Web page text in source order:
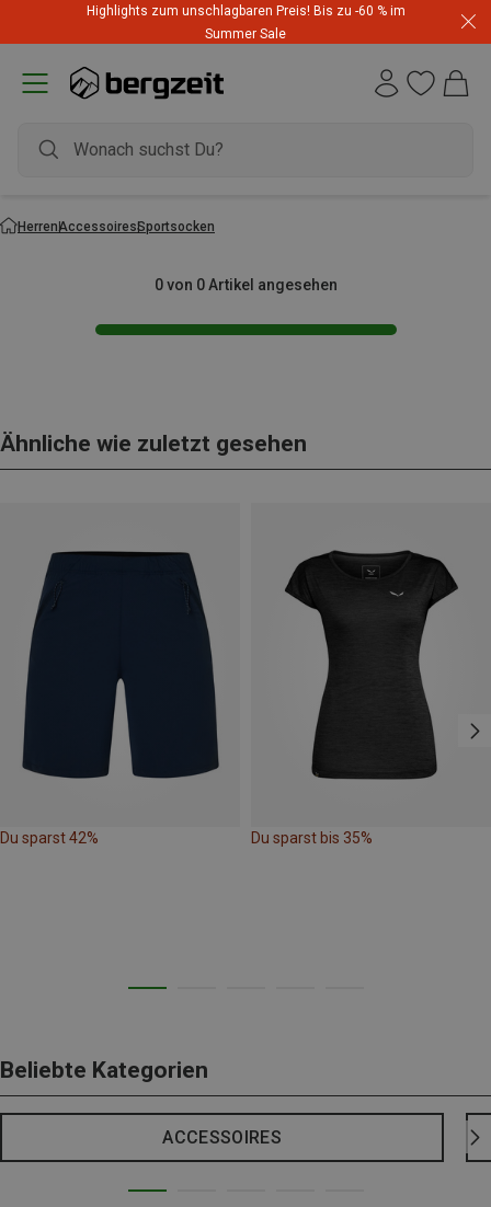
Highlights zum unschlagbaren Preis! Bis zu -60 % im
Summer Sale
HerrenAccessoiresSportsocken
0 von 0 Artikel angesehen
Ähnliche wie zuletzt gesehen
Du sparst 42% Du sparst bis 35%
Beliebte Kategorien
ACCESSOIRES